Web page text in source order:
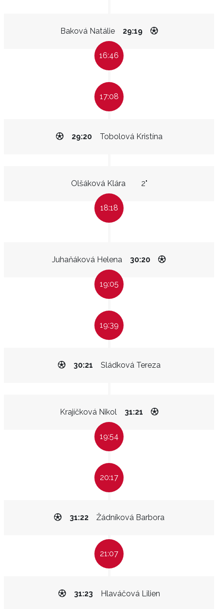
Baková Natálie 29:19
16:46
17:08
Tobolová Kristína
29:20
Olšáková Klára 2"
18:18
Juhaňáková Helena 30:20
19:05
19:39
Sládková Tereza
30:21
Krajíčková Nikol 31:21
19:54
20:17
Žádníková Barbora
31:22
21:07
Hlaváčová Lilien
31:23